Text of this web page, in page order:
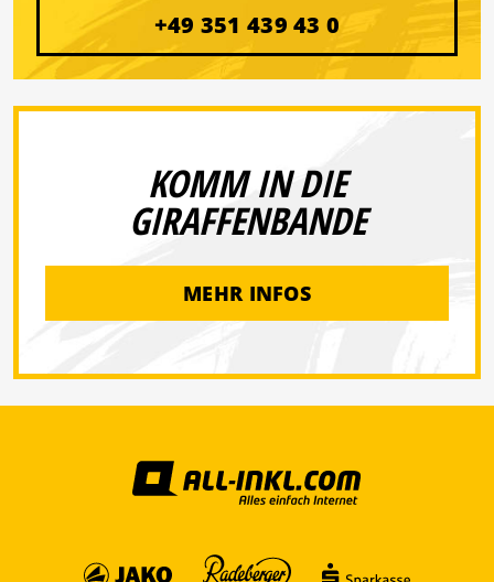
+49 351 439 43 0
KOMM IN DIE
GIRAFFENBANDE
MEHR INFOS